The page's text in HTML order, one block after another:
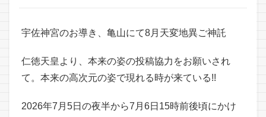
宇佐神宮のお導き、亀山にて8月天変地異ご神託
仁徳天皇より、本来の姿の投稿協力をお願いされ
て。本来の高次元の姿で現れる時が来ている!!
2026年7月5日の夜半から7月6日15時前後頃にかけ